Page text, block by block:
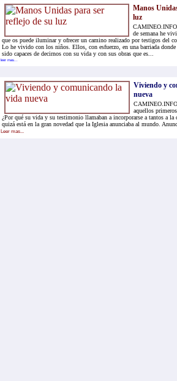
Manos
luz
de semana he
que os puede iluminar y ofrecer un camino realizado por testigos del
Lo he vivido con los niños. Ellos, con esfuerzo, en una barriada
sido capaces de decirnos con su vida y con sus obras que es...
leer mas...
Viviendo y
nueva
aquellos
¿Por qué su vida y su testimonio llamaban a incorporarse a tantos a la
quizá está en la gran novedad que la Iglesia anunciaba al mundo.
Leer mas...